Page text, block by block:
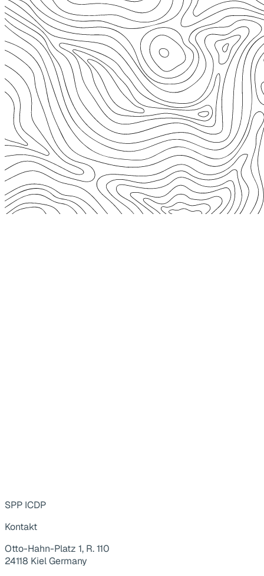
SPP ICDP
Kontakt
Otto-Hahn-Platz 1, R. 110
24118 Kiel Germany